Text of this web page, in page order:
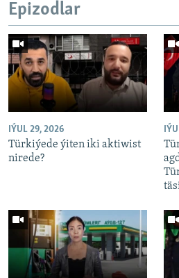
Epizodlar
IÝUL 29, 2026
Türkiýede ýiten iki aktiwist
nirede?